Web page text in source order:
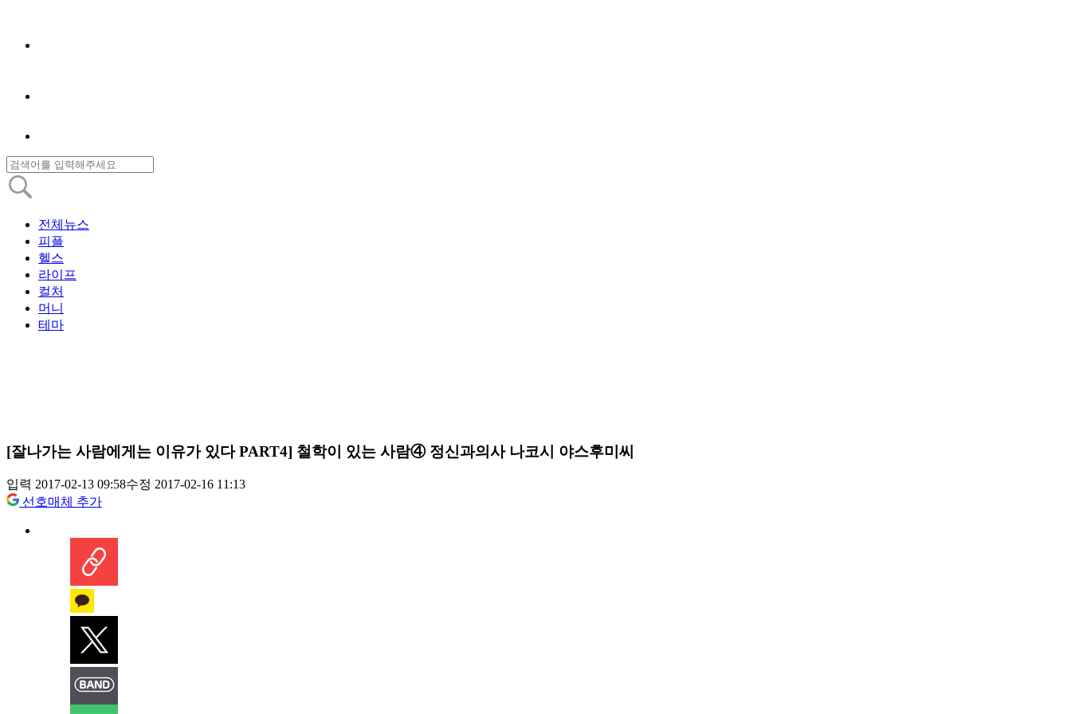
전체뉴스
피플
헬스
라이프
컬처
머니
테마
[잘나가는 사람에게는 이유가 있다 PART4] 철학이 있는 사람④ 정신과의사 나코시 야스후미씨
입력 2017-02-13 09:58수정 2017-02-16 11:13
선호매체 추가